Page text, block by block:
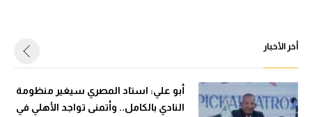
أخر الأخبار
أبو علي: استاد المصري سيغير منظومة
النادي بالكامل.. وأتمنى تواجد الأهلي في